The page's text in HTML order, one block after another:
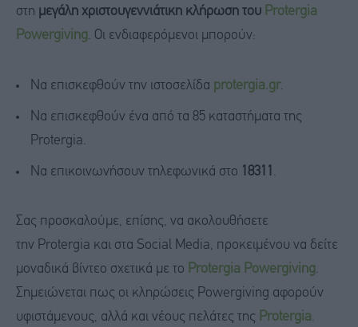
στη μεγάλη χριστουγεννιάτικη κλήρωση του Protergia
Powergiving. Οι ενδιαφερόμενοι μπορούν:
Να επισκεφθούν την ιστοσελίδα protergia.gr.
Να επισκεφθούν ένα από τα 85 καταστήματα της
Protergia.
Να επικοινωνήσουν τηλεφωνικά στο 18311 .
Σας προσκαλούμε, επίσης, να ακολουθήσετε
την Protergia και στα Social Media, προκειμένου να δείτε
μοναδικά βίντεο σχετικά με το Protergia Powergiving.
Σημειώνεται πως οι κληρώσεις Powergiving αφορούν
υφιστάμενους, αλλά και νέους πελάτες της Protergia.